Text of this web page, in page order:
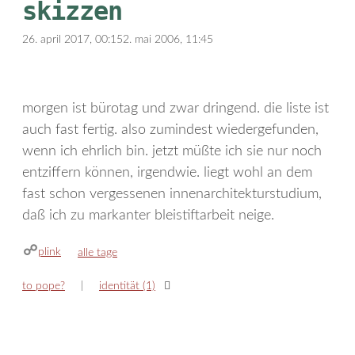
skizzen
26. april 2017, 00:152. mai 2006, 11:45
morgen ist bürotag und zwar dringend. die liste ist
auch fast fertig. also zumindest wiedergefunden,
wenn ich ehrlich bin. jetzt müßte ich sie nur noch
entziffern können, irgendwie. liegt wohl an dem
fast schon vergessenen innenarchitekturstudium,
daß ich zu markanter bleistiftarbeit neige.
plink kategorien
alle tage
to pope? identität (1)